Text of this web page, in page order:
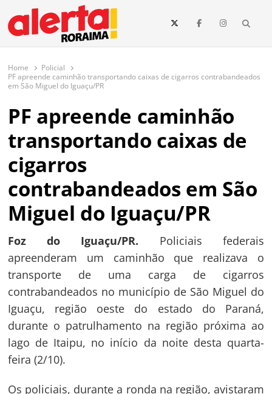
conteúdo
O maior portal de notícias de Roraima
O Alerta Roraima é seu portal de notícias completo sobre política,
e todo o estado de Roraima. Fique sempre informado com
atualizações em tempo real!
Home
Policial
PF apreende caminhão transportando caixas de cigarros contrabandeados
em São Miguel do Iguaçu/PR
PF apreende caminhão
transportando caixas de
cigarros
contrabandeados em São
Miguel do Iguaçu/PR
Foz do Iguaçu/PR. Policiais federais
apreenderam um caminhão que realizava o
transporte de uma carga de cigarros
contrabandeados no município de São Miguel do
Iguaçu, região oeste do estado do Paraná,
durante o patrulhamento na região próxima ao
lago de Itaipu, no início da noite desta quarta-
feira (2/10).
Os policiais, durante a ronda na região, avistaram